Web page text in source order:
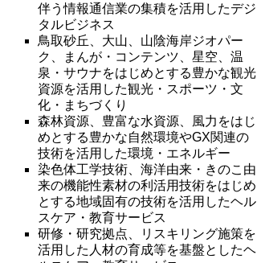
伴う情報通信業の集積を活用したデジ
タルビジネス
鳥取砂丘、大山、山陰海岸ジオパー
ク、まんが・コンテンツ、 星空、温
泉・サウナをはじめとする豊かな観光
資源を活用した観光・スポーツ・文
化・まちづくり
森林資源、豊富な水資源、風力をはじ
めとする豊かな自然環境やGX関連の
技術を活用した環境・エネルギー
染色体工学技術、海洋由来・きのこ由
来の機能性素材の利活用技術をはじめ
とする地域固有の技術を活用したヘル
スケア・教育サービス
研修 ・研究拠点、リスキリング施策を
活用した人材の育成等を基盤としたヘ